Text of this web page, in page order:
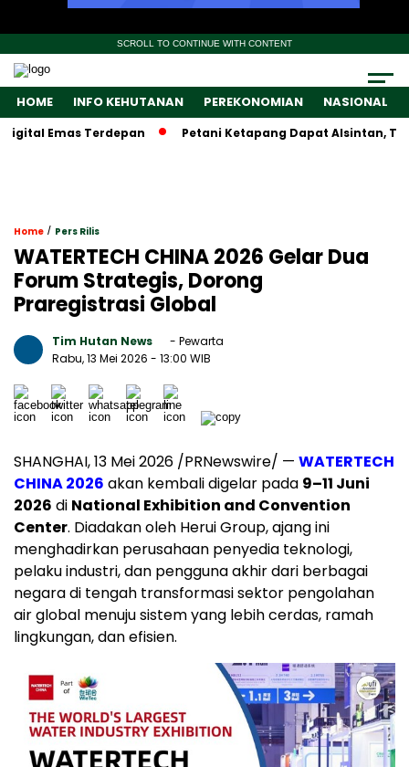
SCROLL TO CONTINUE WITH CONTENT
HOME INFO KEHUTANAN PEREKONOMIAN NASIONAL
Emas Terdepan Petani Ketapang Dapat Alsintan, Tapi
Home / Pers Rilis
WATERTECH CHINA 2026 Gelar Dua
Forum Strategis, Dorong
Praregistrasi Global
Tim Hutan News
- Pewarta
Rabu, 13 Mei 2026 - 13:00 WIB
SHANGHAI, 13 Mei 2026 /PRNewswire/ — WATERTECH
CHINA 2026 akan kembali digelar pada 9–11 Juni
2026 di National Exhibition and Convention
Center. Diadakan oleh Herui Group, ajang ini
menghadirkan perusahaan penyedia teknologi,
pelaku industri, dan pengguna akhir dari berbagai
negara di tengah transformasi sektor pengolahan
air global menuju sistem yang lebih cerdas, ramah
lingkungan, dan efisien.